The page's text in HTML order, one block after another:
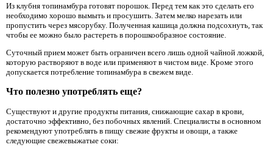
Из клубня топинамбура готовят порошок. Перед тем как это сделать его
необходимо хорошо вымыть и просушить. Затем мелко нарезать или
пропустить через мясорубку. Полученная кашица должна подсохнуть, так
чтобы ее можно было растереть в порошкообразное состояние.
Суточный прием может быть ограничен всего лишь одной чайной ложкой,
которую растворяют в воде или применяют в чистом виде. Кроме этого
допускается потребление топинамбура в свежем виде.
Что полезно употреблять еще?
Существуют и другие продукты питания, снижающие сахар в крови,
достаточно эффективно, без побочных явлений. Специалисты в основном
рекомендуют употреблять в пищу свежие фрукты и овощи, а также
следующие свежевыжатые соки: